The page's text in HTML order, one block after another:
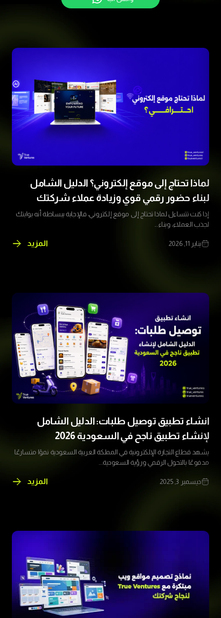
لماذا تحتاج إلى موقع إلكتروني؟ الدليل الشامل
لبناء حضور رقمي قوي وزيادة عملاء شركتك
إذا كنت تتساءل لماذا تحتاج إلى موقع إلكتروني، فالإجابة ببساطة أنه بوابتك
لجذب العملاء، وبناء...
يناير 11, 2026 المزيد
لماذا
الدليل
الشامل
لبناء
حضور
رقمي
قوي
وزيادة
عملاء
شركتك
انشاء تطبيق توصيل طلبات: الدليل الشامل
لإنشاء تطبيق ناجح في السعودية 2026
يشهد قطاع التجارة الإلكترونية في المملكة العربية السعودية نموًا متسارعًا
مدفوعًا بالتحول الرقمي ورؤية السعودية...
ديسمبر 3, 2025 المزيد
انشاء
لإنشاء
تطبيق
ناجح
في
السعودية